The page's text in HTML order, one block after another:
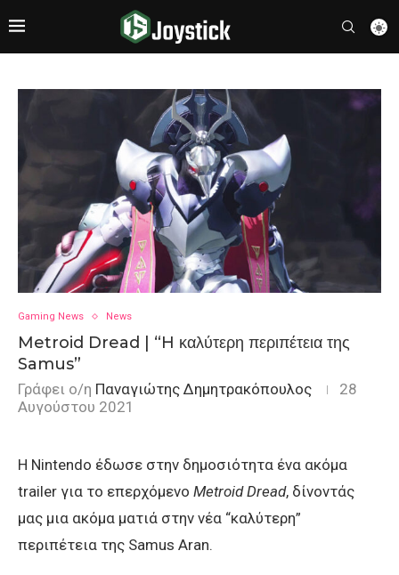
Gaming News News
Metroid Dread | “H καλύτερη περιπέτεια της
Samus”
Γράφει ο/η Παναγιώτης Δημητρακόπουλος
28
Αυγούστου 2021
H Nintendo έδωσε στην δημοσιότητα ένα ακόμα
trailer για το επερχόμενο Metroid Dread, δίνοντάς
μας μια ακόμα ματιά στην νέα “καλύτερη”
περιπέτεια της Samus Aran.